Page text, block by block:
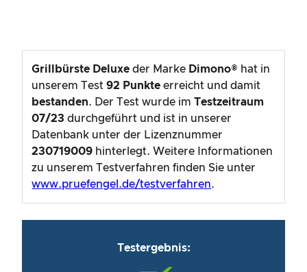
Grillbürste Deluxe der Marke Dimono® hat in
unserem Test 92 Punkteerreicht und damit
bestanden. Der Test wurde imTestzeitraum
07/23 durchgeführt und ist in unserer
Datenbank unter der Lizenznummer
230719009 hinterlegt. Weitere Informationen
zu unserem Testverfahren finden Sie unter
www.pruefengel.de/testverfahren.
Testergebnis: